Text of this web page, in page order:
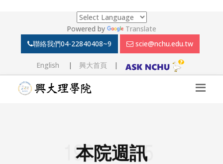
Powered by
Translate
聯絡我們04-22840408~9 scie@nchu.edu.tw
English | 興大首頁|
本院週訊